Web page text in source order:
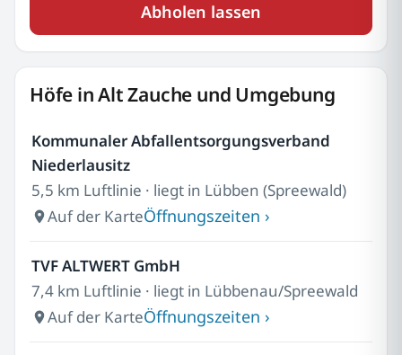
Abholen lassen
Höfe in Alt Zauche und Umgebung
Kommunaler Abfallentsorgungsverband
Niederlausitz
5,5 km Luftlinie · liegt in Lübben (Spreewald)
Auf der KarteÖffnungszeiten ›
TVF ALTWERT GmbH
7,4 km Luftlinie · liegt in Lübbenau/Spreewald
Auf der KarteÖffnungszeiten ›